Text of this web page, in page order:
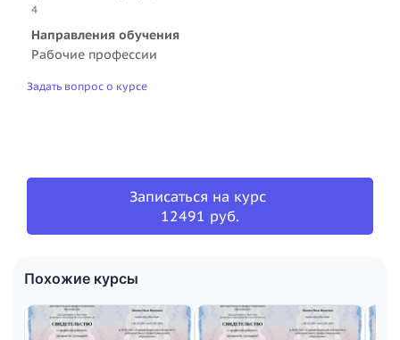
4
Направления обучения
Рабочие профессии
Задать вопрос о курсе
Записаться на курс
12491 руб.
Похожие курсы